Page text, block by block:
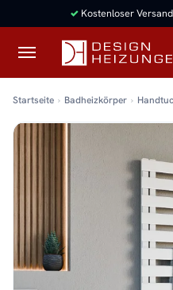
✓ Kostenloser
Startseite Badheizkörper